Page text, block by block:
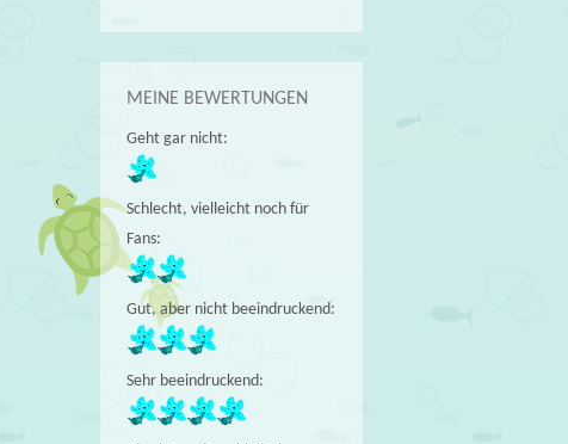
MEINE BEWERTUNGEN
Geht gar nicht:
Schlecht, vielleicht noch für
Fans:
Gut, aber nicht beeindruckend:
Sehr beeindruckend: